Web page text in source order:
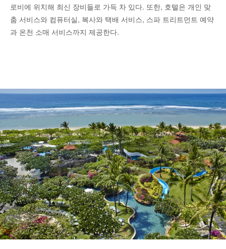
로비에 위치해 최신 장비들로 가득 차 있다. 또한, 호텔은 개인 맞
춤 서비스와 컴퓨터실, 복사와 택배 서비스, 스파 트리트먼트 예약
과 온천 소매 서비스까지 제공한다.